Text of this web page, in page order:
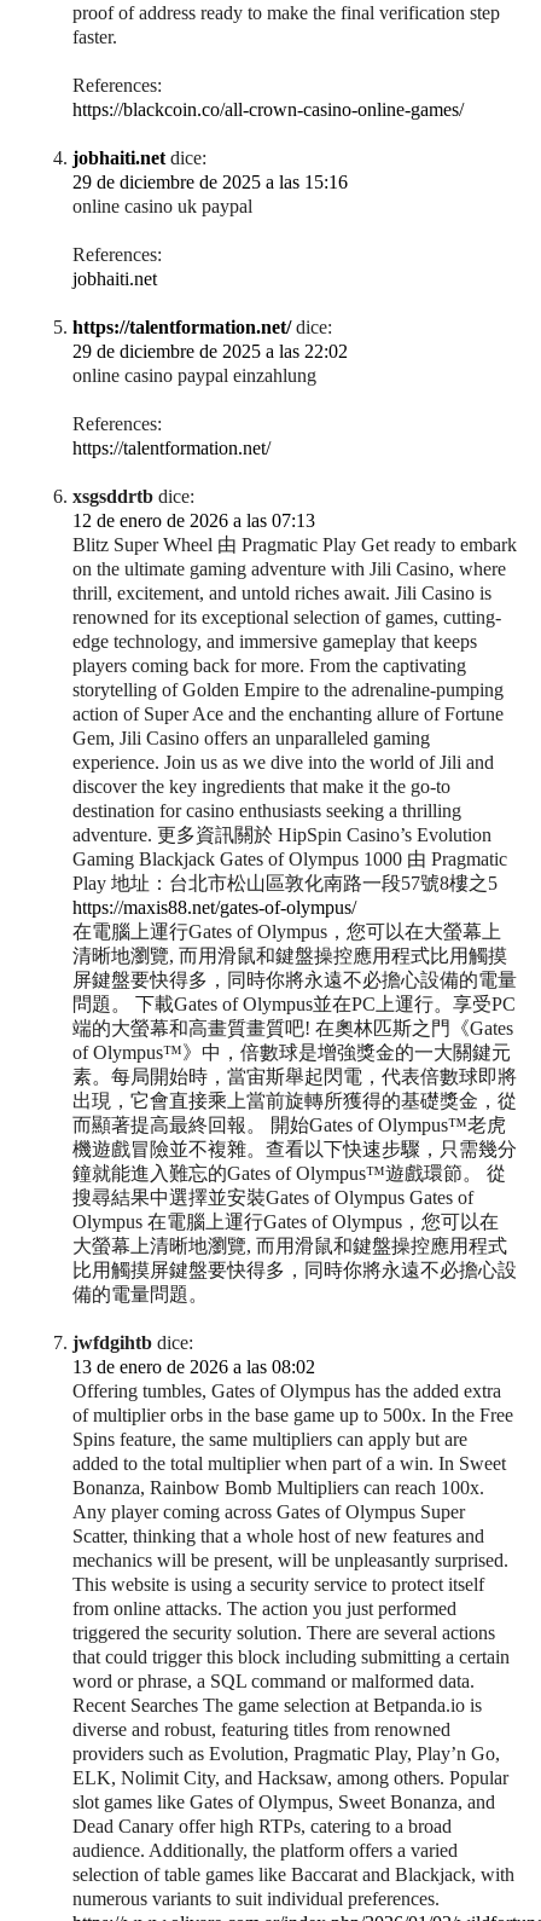
proof of address ready to make the final verification step
faster.
References:
https://blackcoin.co/all-crown-casino-online-games/
jobhaiti.net dice:
29 de diciembre de 2025 a las 15:16
online casino uk paypal
References:
jobhaiti.net
https://talentformation.net/ dice:
29 de diciembre de 2025 a las 22:02
online casino paypal einzahlung
References:
https://talentformation.net/
xsgsddrtb dice:
12 de enero de 2026 a las 07:13
Blitz Super Wheel 由 Pragmatic Play Get ready to embark
on the ultimate gaming adventure with Jili Casino, where
thrill, excitement, and untold riches await. Jili Casino is
renowned for its exceptional selection of games, cutting-
edge technology, and immersive gameplay that keeps
players coming back for more. From the captivating
storytelling of Golden Empire to the adrenaline-pumping
action of Super Ace and the enchanting allure of Fortune
Gem, Jili Casino offers an unparalleled gaming
experience. Join us as we dive into the world of Jili and
discover the key ingredients that make it the go-to
destination for casino enthusiasts seeking a thrilling
adventure. 更多資訊關於 HipSpin Casino’s Evolution
Gaming Blackjack Gates of Olympus 1000 由 Pragmatic
Play 地址：台北市松山區敦化南路一段57號8樓之5
https://maxis88.net/gates-of-olympus/
在電腦上運行Gates of Olympus，您可以在大螢幕上
清晰地瀏覽, 而用滑鼠和鍵盤操控應用程式比用觸摸
屏鍵盤要快得多，同時你將永遠不必擔心設備的電量
問題。 下載Gates of Olympus並在PC上運行。享受PC
端的大螢幕和高畫質畫質吧! 在奧林匹斯之門《Gates
of Olympus™》中，倍數球是增強獎金的一大關鍵元
素。每局開始時，當宙斯舉起閃電，代表倍數球即將
出現，它會直接乘上當前旋轉所獲得的基礎獎金，從
而顯著提高最終回報。 開始Gates of Olympus™老虎
機遊戲冒險並不複雜。查看以下快速步驟，只需幾分
鐘就能進入難忘的Gates of Olympus™遊戲環節。 從
搜尋結果中選擇並安裝Gates of Olympus Gates of
Olympus 在電腦上運行Gates of Olympus，您可以在
大螢幕上清晰地瀏覽, 而用滑鼠和鍵盤操控應用程式
比用觸摸屏鍵盤要快得多，同時你將永遠不必擔心設
備的電量問題。
jwfdgihtb dice:
13 de enero de 2026 a las 08:02
Offering tumbles, Gates of Olympus has the added extra
of multiplier orbs in the base game up to 500x. In the Free
Spins feature, the same multipliers can apply but are
added to the total multiplier when part of a win. In Sweet
Bonanza, Rainbow Bomb Multipliers can reach 100x.
Any player coming across Gates of Olympus Super
Scatter, thinking that a whole host of new features and
mechanics will be present, will be unpleasantly surprised.
This website is using a security service to protect itself
from online attacks. The action you just performed
triggered the security solution. There are several actions
that could trigger this block including submitting a certain
word or phrase, a SQL command or malformed data.
Recent Searches The game selection at Betpanda.io is
diverse and robust, featuring titles from renowned
providers such as Evolution, Pragmatic Play, Play’n Go,
ELK, Nolimit City, and Hacksaw, among others. Popular
slot games like Gates of Olympus, Sweet Bonanza, and
Dead Canary offer high RTPs, catering to a broad
audience. Additionally, the platform offers a varied
selection of table games like Baccarat and Blackjack, with
numerous variants to suit individual preferences.